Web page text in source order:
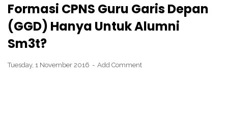
Formasi CPNS Guru Garis Depan
(GGD) Hanya Untuk Alumni
Sm3t?
Tuesday, 1 November 2016 Add Comment